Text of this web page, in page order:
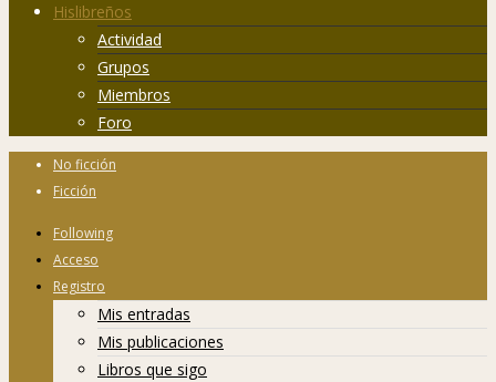
Hislibreños
Actividad
Grupos
Miembros
Foro
No ficción
Ficción
Following
Acceso
Registro
Mis entradas
Mis publicaciones
Libros que sigo